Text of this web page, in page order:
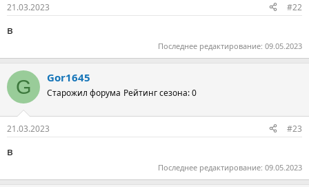
21.03.2023 #22
в
Последнее редактирование: 09.05.2023
G Gor1645
Старожил форума Рейтинг сезона: 0
21.03.2023 #23
в
Последнее редактирование: 09.05.2023